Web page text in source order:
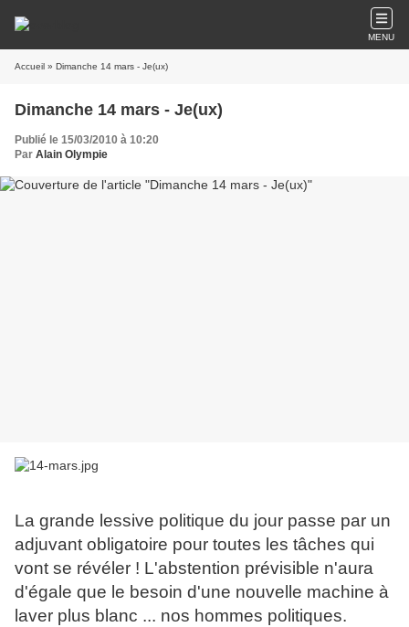
MENU
Accueil » Dimanche 14 mars - Je(ux)
Dimanche 14 mars - Je(ux)
Publié le 15/03/2010 à 10:20
Par Alain Olympie
La grande lessive politique du jour passe par un
adjuvant obligatoire pour toutes les tâches qui
vont se révéler ! L'abstention prévisible n'aura
d'égale que le besoin d'une nouvelle machine à
laver plus blanc ... nos hommes politiques.